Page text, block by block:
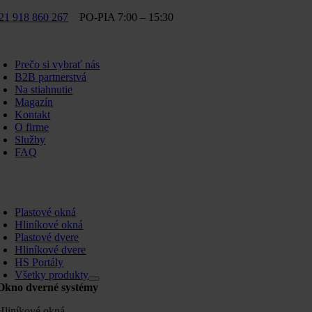
Skip
918 860 267 PO-PIA 7:00 – 15:30
Prečo si vybrať nás
B2B partnerstvá
Na stiahnutie
Magazín
Kontakt
O firme
Služby
FAQ
Plastové okná
Hliníkové okná
Plastové dvere
Hliníkové dvere
HS Portály
Všetky produkty
dverné systémy